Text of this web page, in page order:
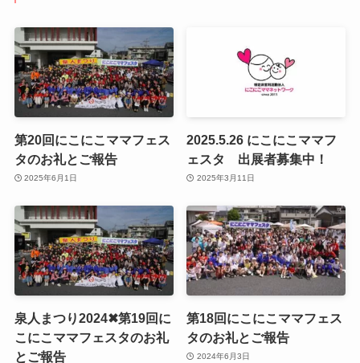
第20回にこにこママフェス
タのお礼とご報告
2025年6月1日
2025.5.26 にこにこママフ
ェスタ 出展者募集中！
2025年3月11日
泉人まつり2024✖︎第19回に
こにこママフェスタのお礼
とご報告
第18回にこにこママフェス
タのお礼とご報告
2024年6月3日